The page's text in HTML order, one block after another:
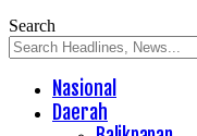
Search
Nasional
Daerah